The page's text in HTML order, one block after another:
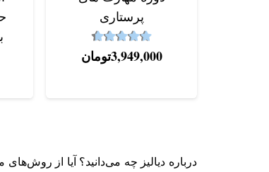
پرستاری
نمره4.67 از 5 3,949,000تومان
درباره‌ دیالیز چه می‌دانید؟ آیا از